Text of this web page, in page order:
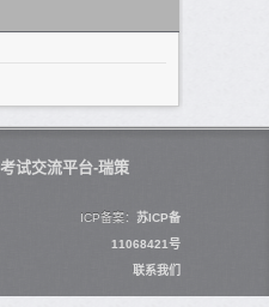
试交流平台-瑞策
ICP备案： 苏ICP备
11068421号
联系我们